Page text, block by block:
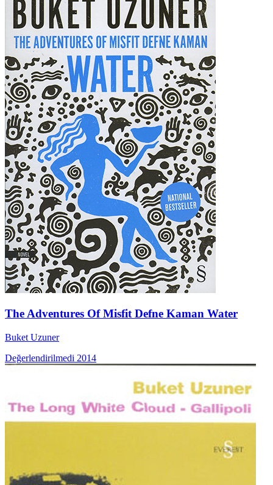
The Adventures Of Misfit Defne Kaman Water
Buket Uzuner
Değerlendirilmedi 2014